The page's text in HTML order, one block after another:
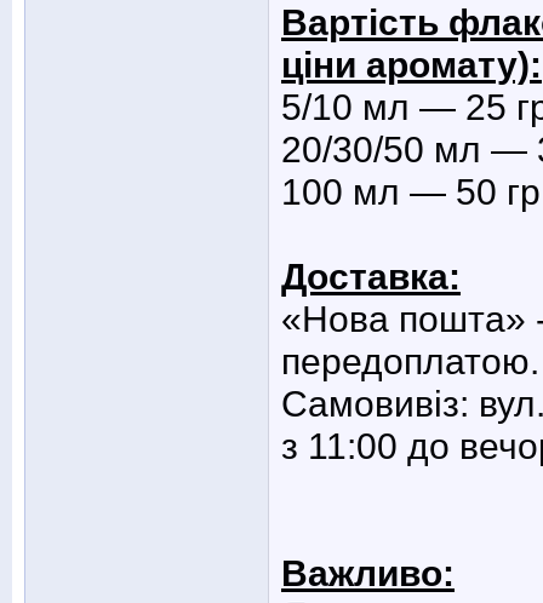
Вартість
ціни аромату):
5/10 мл — 25
20/30/50 мл —
100 мл — 50
Доставка:
«Нова пошта»
передоплатою.
Самовивіз:
з 11:00 до
Важливо: